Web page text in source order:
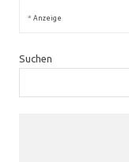
* Anzeige
Suchen